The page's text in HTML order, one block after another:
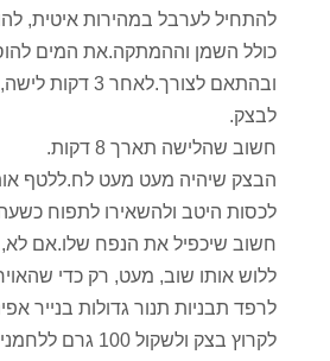
להתחיל לערבל במהירות איטית,
כולל השמן וההמתקה.את המים
ובהתאם
לבצק.
חשוב שהלישה תארך 8 דקות.
הבצק שיהיה מעט מעט לח.ללטף
לכסות היטב ולהשאירו לתפוח
חשוב שיכפיל את הנפח שלו.אם לא,
ללוש אותו שוב, מעט, רק כדי
לרפד תבניות תנור גדולות בנייר
לקרוץ בצק ולשקול 100 גרם ללחמניה.